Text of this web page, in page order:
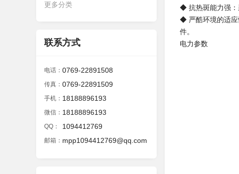
更多分类
联系方式
电话： 0769-22891508
传真： 0769-22891509
手机： 18188896193
微信： 18188896193
QQ： 1094412769
邮箱： mpp1094412769@qq.com
◆ 抗热斑能力强：
◆ 严酷环境的适应
件。
电力参数